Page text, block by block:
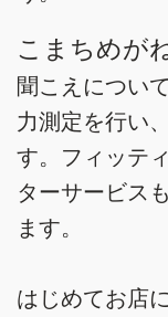
こまちめが
聞こえについ
力測定を行い
す。フィッテ
ターサービス
ます。
はじめてお店